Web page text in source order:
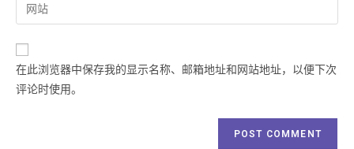
在此浏览器中保存我的显示名称、邮箱地址和网站地址，以便下次
评论时使用。